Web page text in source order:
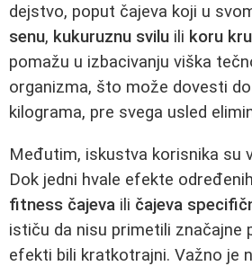
dejstvo, poput čajeva koji u
senu, kukuruznu svilu ili koru
pomažu u izbacivanju viška
organizma, što može dovesti
kilograma, pre svega usled
Međutim, iskustva korisnika su
Dok jedni hvale efekte
fitness čajeva ili čajeva
ističu da nisu primetili značajne
efekti bili kratkotrajni. Važno je